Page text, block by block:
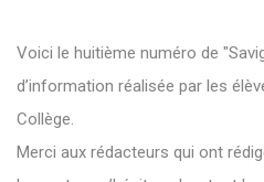
Voici le huitième numéro de
d’information réalisée par les
Collège.
Merci aux rédacteurs qui ont